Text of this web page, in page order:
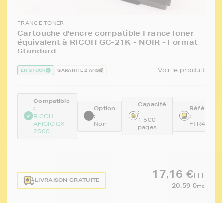
FRANCE TONER
Cartouche d'encre compatible FranceToner
équivalent à RICOH GC-21K - NOIR - Format
Standard
EN STOCK GARANTIE 2 ANS Voir le produit
Compatible
:
RICOH
AFICIO GX
2500
Option
:
Noir
Capacité
:
1 500
pages
:
LIVRAISON GRATUITE
17,16 €HT
20,59 €TTC